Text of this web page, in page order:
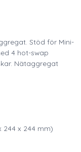
Stöd för Mini-
4 hot-swap
Nätaggregat
244 x 244 mm)